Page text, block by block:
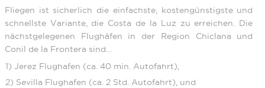
Fliegen ist sicherlich die einfachste, kostengünstigste und
schnellste Variante, die Costa de la Luz zu erreichen. Die
nächstgelegenen Flughäfen in der Region Chiclana und
Conil de la Frontera sind…
1) Jerez Flughafen (ca. 40 min. Autofahrt),
2) Sevilla Flughafen (ca. 2 Std. Autofahrt), und